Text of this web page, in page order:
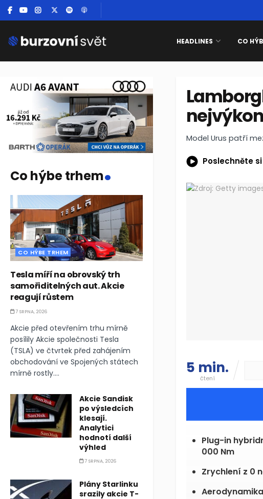
HEADLINES CO
Model Urus patří
Poslechněte
5 min.
čtení
Plug-in
000 Nm
Zrychlení z 0
Co hýbe trhem.
CO HÝBE TRHEM
Tesla míří na obrovský trh
samořiditelných aut. Akcie
reagují růstem
7 SRPNA, 2026
Akcie před otevřením trhu mírně
posílily Akcie společnosti Tesla
(TSLA) ve čtvrtek před zahájením
obchodování ve Spojených státech
mírně rostly....
Akcie Sandisk
po výsledcích
klesají.
Analytici
hodnotí další
výhled
7 SRPNA, 2026
Plány Starlinku
srazily akcie T-